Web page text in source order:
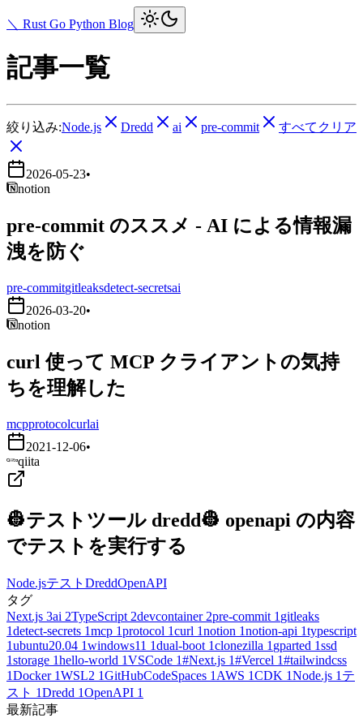
＼ Rust Go Python Blog
記事一覧
絞り込み:Node.js Dredd ai pre-commit すべてクリア
2026-05-23•
notion
pre-commit のススメ - AI による情報漏
洩を防ぐ
pre-commitgitleaksdetect-secretsai
2026-03-20•
notion
curl 使って MCP クライアントの気持
ちを理解した
mcpprotocolcurlai
2021-12-06•
qiita
👷テストツール dredd👷 openapi の内容
でテストを実行する
Node.jsテスト DreddOpenAPI
タグ
Next.js 3ai 2TypeScript 2devcontainer 2pre-commit 1 gitleaks
1detect-secrets 1mcp 1protocol 1curl 1notion 1notion-api 1typescript
1ubuntu20.04 1windows11 1dual-boot 1clonezilla 1 gparted 1ssd
1storage 1hello-world 1VSCode 1#Next.js 1#Vercel 1#tailwindcss
1Docker 1WSL2 1GitHubCodeSpaces 1 AWS 1CDK 1Node.js 1 テ
スト 1Dredd 1OpenAPI 1
最新記事